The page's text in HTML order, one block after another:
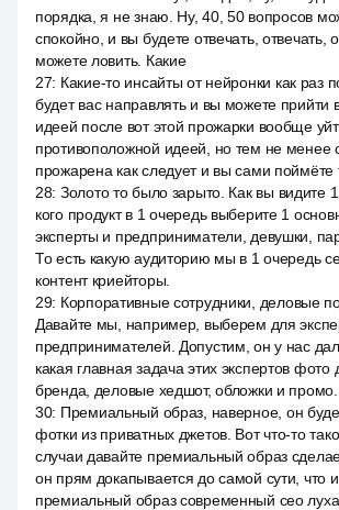
порядка, я не знаю. Ну, 40, 50 вопросов
спокойно, и вы будете отвечать, отвечать,
можете ловить. Какие
27: Какие-то инсайты от нейронки как раз
будет вас направлять и вы можете прийти
идеей после вот этой прожарки вообще
противоположной идеей, но тем не менее
прожарена как следует и вы сами поймёте
28: Золото то было зарыто. Как вы видите
кого продукт в 1 очередь выберите 1
эксперты и предприниматели, девушки,
То есть какую аудиторию мы в 1 очередь
контент криейторы.
29: Корпоративные сотрудники, деловые
Давайте мы, например, выберем для
предпринимателей. Допустим, он у нас
какая главная задача этих экспертов фото
бренда, деловые хедшот, обложки и промо.
30: Премиальный образ, наверное, он
фотки из приватных джетов. Вот что-то
случаи давайте премиальный образ
он прям докапывается до самой сути, что
премиальный образ современный сео